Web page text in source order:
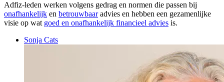
Adfiz-leden werken volgens gedrag en normen die passen bij
onafhankelijk en betrouwbaaradvies en hebben een gezamenlijke
visie op wat goed en onafhankelijk financieel advies is.
Sonja Cats